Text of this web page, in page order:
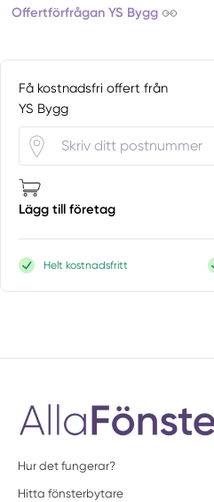
Offertförfrågan YS Bygg
Få kostnadsfri offert från
YS Bygg
Lägg till företag
Helt kostnadsfritt
Hur det fungerar?
Hitta fönsterbytare